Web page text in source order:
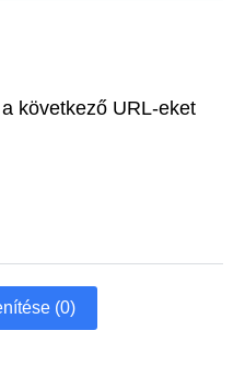
következő URL-eket
(0)